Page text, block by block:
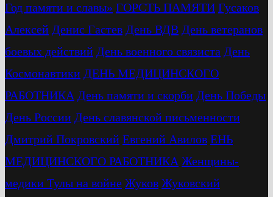
Год памяти и славы» ГОРСТЬ ПАМЯТИ Гусаков
Алексей Денис Гастев День ВДВ День ветеранов
боевых действий День военного связиста День
Космонавтики ДЕНЬ МЕДИЦИНСКОГО
РАБОТНИКА День памяти и скорби День Победы
День России День славянской письменности
Дмитрий Покровский Евгений Авилов ЕНЬ
МЕДИЦИНСКОГО РАБОТНИКА Женщины-
медики Тулы на войне Жуков Жуковский